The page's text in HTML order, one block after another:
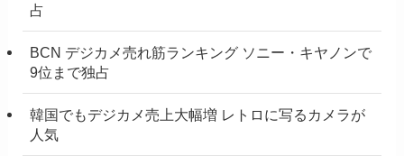
占
BCN デジカメ売れ筋ランキング ソニー・キヤノンで
9位まで独占
韓国でもデジカメ売上大幅増 レトロに写るカメラが
人気